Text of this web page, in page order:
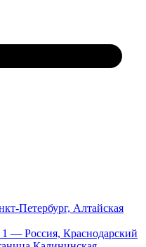
Петербург, Алтайская
— Россия, Краснодарский